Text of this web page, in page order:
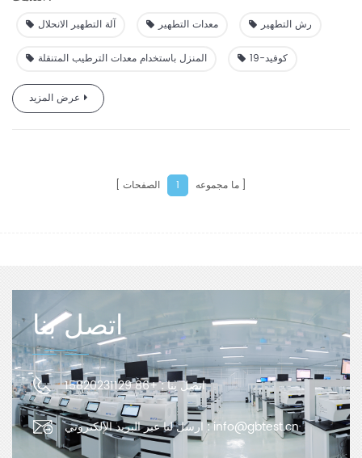
لتكوين أيونات الهباء الجوي من 2 إلى 10 ميكرومتر، والتي تندمج
الدقيقة المسببة للأمراض في الهواء، ويحقق مجموعة كاملة من
التطهير الخالي من الفضاء الميت للفضاء البيئي. بيئة معقمة. لن
آلة التطهير الانحلال
معدات التطهير رش التطهير
المنزل باستخدام معدات الترطيب المتنقلة كوفيد-19
عرض المزيد
ما مجموعه 1 الصفحات
اتصل بنا
اتصل بنا :+86 15820231129
ارسل لنا عبر البريد الإلكتروني :info@gbtest.cn